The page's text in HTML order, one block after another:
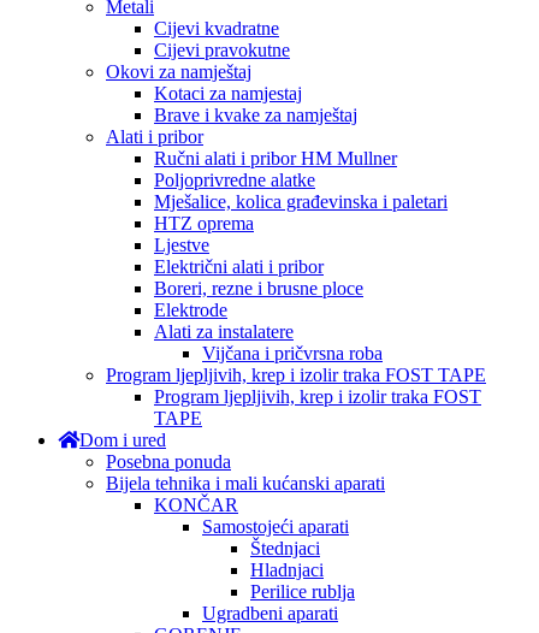
Metali
Cijevi kvadratne
Cijevi pravokutne
Okovi za namještaj
Kotaci za namjestaj
Brave i kvake za namještaj
Alati i pribor
Ručni alati i pribor HM Mullner
Poljoprivredne alatke
Mješalice, kolica građevinska i paletari
HTZ oprema
Ljestve
Električni alati i pribor
Boreri, rezne i brusne ploce
Elektrode
Alati za instalatere
Vijčana i pričvrsna roba
Program ljepljivih, krep i izolir traka FOST TAPE
Program ljepljivih, krep i izolir traka FOST
TAPE
Dom i ured
Posebna ponuda
Bijela tehnika i mali kućanski aparati
KONČAR
Samostojeći aparati
Štednjaci
Hladnjaci
Perilice rublja
Ugradbeni aparati